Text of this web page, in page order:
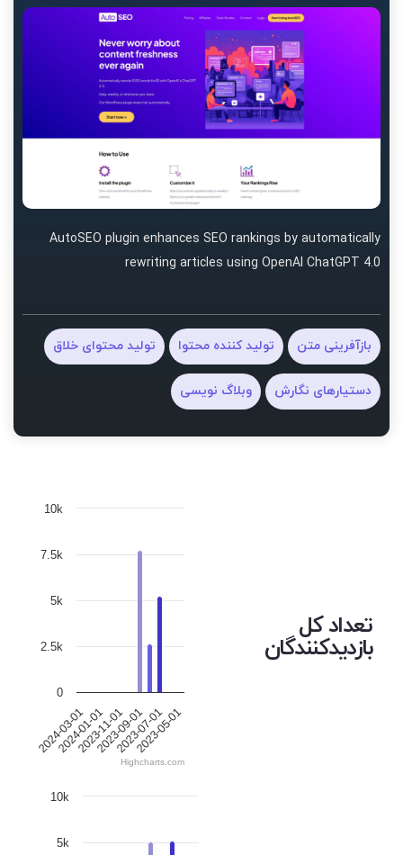
AutoSEO plugin enhances SEO rankings by automatically
rewriting articles using OpenAI ChatGPT 4.0
بازآفرینی متن تولید کننده محتوا تولید محتوای خلاق
دستیارهای نگارش وبلاگ نویسی
تعداد کل
بازدیدکنندگان
2024-03-01
2024-01-01
2023-11-01
2023-09-01
2023-07-01
2023-05-01
0
2.5k
5k
7.5k
10k
Highcharts.com
5k
10k